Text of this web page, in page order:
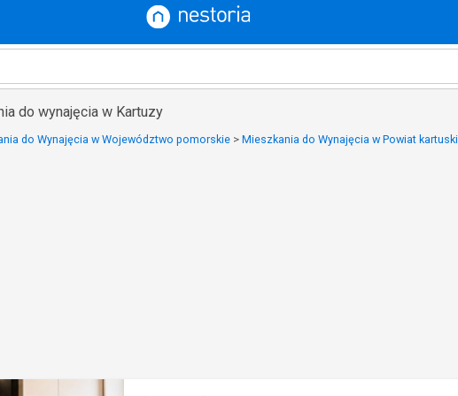
do wynajęcia w Kartuzy
do Wynajęcia w Województwo pomorskie > Mieszkania do Wynajęcia w Powiat kartuski